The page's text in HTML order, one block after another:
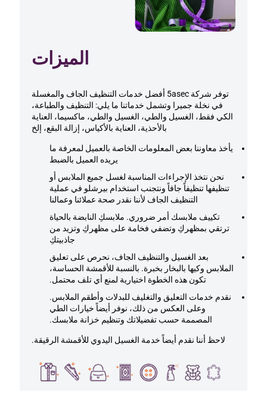
الميزات
توفر شركة 5asec أفضل خدمات التنظيف الجاف والمغسلة
في نخلة جميرا وتشمل خدماتنا ما يلي: التنظيف والطباعة،
الكي فقط، الغسيل والطي، الغسيل والطي، ماكسيما، العناية
بالأحذية، العناية بالأكياس، إزالة البقع، إلخ
يأخذ معاوننا بعض المعلومات الخاصة بالعميل لمعرفة ما
يريده العميل بالضبط
نحن نتخذ الإجراءات المناسبة لغسل جميع الملابس أو
تنظيفها تنظيفاً جافاً ونتجنب استخدام بيرشلو في عملية
التنظيف الجاف لأننا نقدر صحة عملائنا وعمالنا
تكييف ملابسك أمر ضروري. ملابسكِ النابضة بالحياة
ترتقي بمظهركِ وتضفي فخامة على مظهركِ وتزيد من
جاذبيتكِ
بعد الغسيل والتنظيف الجاف، نحرص على تعليق
الملابس وكيها بالبخار بخبرة. بالنسبة للأقمشة الحساسة،
تكون هذه الخطوة اختيارية لمنع أي تلف محتمل.
نقدم خدمات التعليق والتغليف للبدلات وأطقم الملابس.
وعلى العكس من ذلك، نوفر أيضاً خيارات الطي
المصممة حسب تفضيلاتك وتنظيم خزانة ملابسك.
لاحظ أننا نقدم أيضاً خدمة الغسيل اليدوي للأقمشة الرقيقة.